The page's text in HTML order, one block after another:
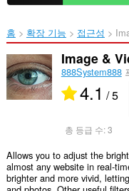
홈 확장 기능 접근성
Image &
888System888
4.1 / 5
총 등급 수:3
Allows you to adjust the
almost any website in real-
brighter and more vivid,